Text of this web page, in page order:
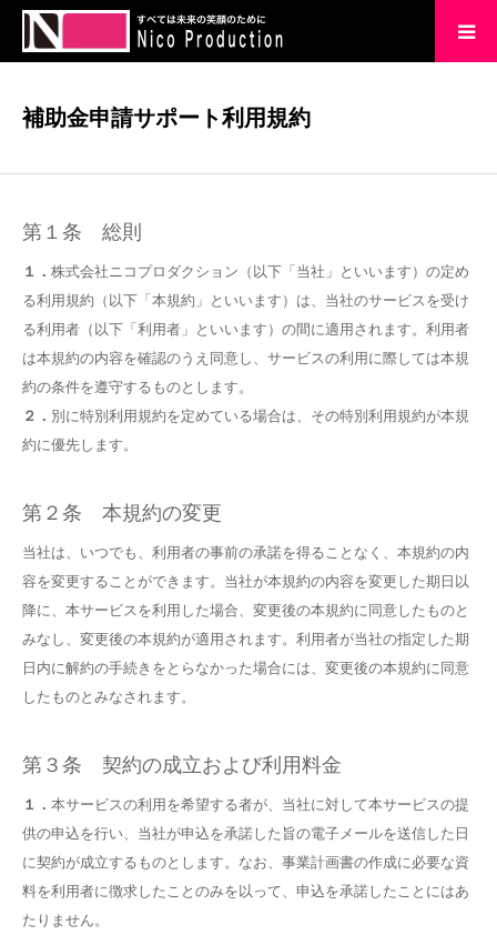
補助金申請サポート利用規約
第１条 総則
１． 株式会社ニコプロダクション（以下「当社」といいます）の定め
る利用規約（以下「本規約」といいます）は、当社のサービスを受け
る利用者（以下「利用者」といいます）の間に適用されます。利用者
は本規約の内容を確認のうえ同意し、サービスの利用に際しては本規
約の条件を遵守するものとします。
２． 別に特別利用規約を定めている場合は、その特別利用規約が本規
約に優先します。
第２条 本規約の変更
当社は、いつでも、利用者の事前の承諾を得ることなく、本規約の内
容を変更することができます。当社が本規約の内容を変更した期日以
降に、本サービスを利用した場合、変更後の本規約に同意したものと
みなし、変更後の本規約が適用されます。利用者が当社の指定した期
日内に解約の手続きをとらなかった場合には、変更後の本規約に同意
したものとみなされます。
第３条 契約の成立および利用料金
１． 本サービスの利用を希望する者が、当社に対して本サービスの提
供の申込を行い、当社が申込を承諾した旨の電子メールを送信した日
に契約が成立するものとします。なお、事業計画書の作成に必要な資
料を利用者に徴求したことのみを以って、申込を承諾したことにはあ
たりません。
企業理念
実績
ブログ
お問い合わせ